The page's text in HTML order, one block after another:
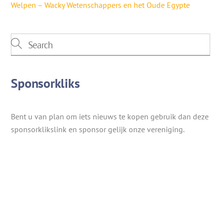
Welpen – Wacky Wetenschappers en het Oude Egypte
Sponsorkliks
Bent u van plan om iets nieuws te kopen gebruik dan deze
sponsorklikslink en sponsor gelijk onze vereniging.